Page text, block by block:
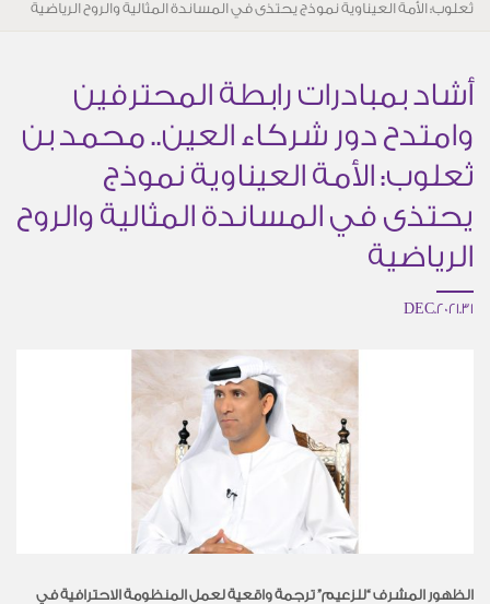
ثعلوب: الأمة العيناوية نموذج يحتذى في المساندة المثالية والروح الرياضية
أشاد بمبادرات رابطة المحترفين
وامتدح دور شركاء العين.. محمد بن
ثعلوب: الأمة العيناوية نموذج
يحتذى في المساندة المثالية والروح
الرياضية
31.DEC.2021
الظهور المشرف “للزعيم” ترجمة واقعية لعمل المنظومة الاحترافية في